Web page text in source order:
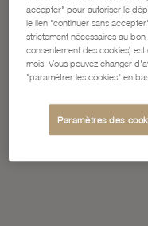
accepter" pour autoriser le
le lien "continuer sans
strictement nécessaires au
consentement des cookies)
mois. Vous pouvez changer
"paramétrer les cookies" en
Paramètres des